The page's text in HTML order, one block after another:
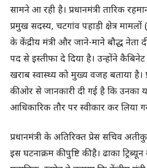
सामने आ रही है। प्रधानमंत्री तारिक
प्रमुख सदस्य, चटगांव पहाड़ी क्षेत्र मामलों
के केंद्रीय मंत्री और जाने-माने बौद्ध नेता
पद से इस्तीफा दे दिया है। उन्होंने
खराब स्वास्थ्य को मुख्य वजह बताया है।
की ओर से जानकारी दी गई है कि उनका
आधिकारिक तौर पर स्वीकार कर लिया
प्रधानमंत्री के अतिरिक्त प्रेस सचिव
इस घटनाक्रम की पुष्टि की है। ढाका